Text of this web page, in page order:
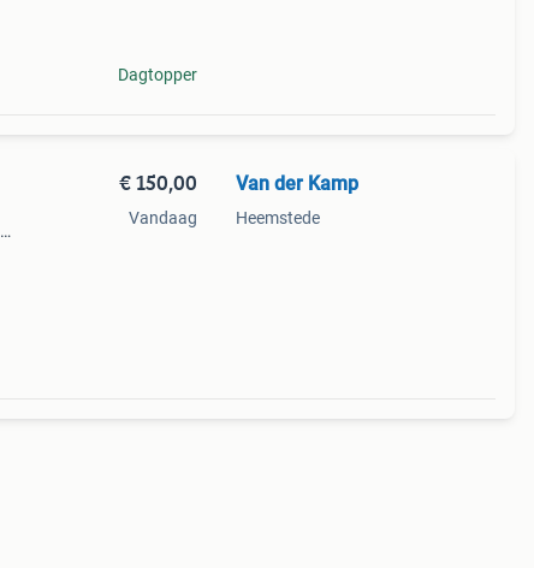
Dagtopper
€ 150,00
Vandaag
Van der Kamp
Heemstede